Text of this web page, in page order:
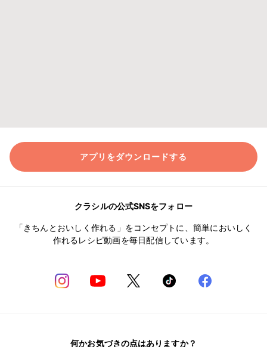
アプリをダウンロードする
クラシルの公式SNSをフォロー
「きちんとおいしく作れる」をコンセプトに、簡単においしく
作れるレシピ動画を毎日配信しています。
何かお気づきの点はありますか？